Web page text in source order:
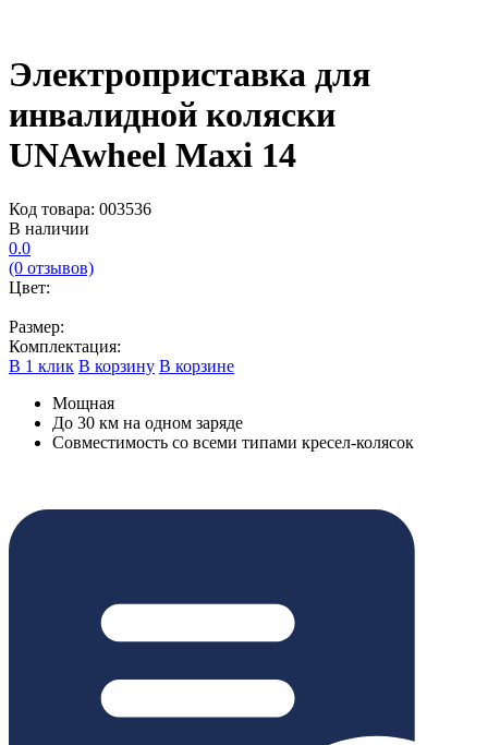
Электроприставка для
инвалидной коляски
UNAwheel Maxi 14
Код товара: 003536
В наличии
0.0
(0 отзывов)
Цвет:
Размер:
Комплектация:
В 1 клик В корзину В корзине
Мощная
До 30 км на одном заряде
Cовместимость со всеми типами кресел-колясок